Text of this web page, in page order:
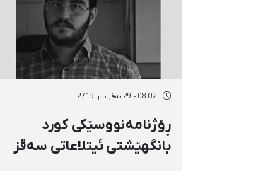
08:02 - 29 بەفرانبار 2719
ڕۆژنامەنووسێکی کورد
بانگهێشتی ئیتلاعاتی سەقز